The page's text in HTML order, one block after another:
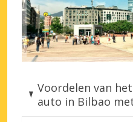
Voordelen van
auto in Bilbao